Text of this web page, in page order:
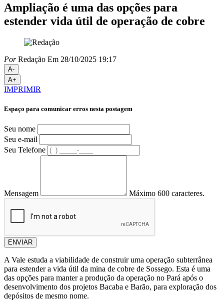
Ampliação é uma das opções para
estender vida útil de operação de cobre
PorRedação Em 28/10/2025 19:17
A-
A+
IMPRIMIR
Espaço para comunicar erros nesta postagem
Seu nome
Seu e-mail
Seu Telefone
Mensagem Máximo 600 caracteres.
ENVIAR
A Vale estuda a viabilidade de construir uma operação subterrânea
para estender a vida útil da mina de cobre de Sossego. Esta é uma
das opções para manter a produção da operação no Pará após o
desenvolvimento dos projetos Bacaba e Barão, para exploração dos
depósitos de mesmo nome.